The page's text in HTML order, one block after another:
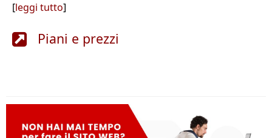
[leggi tutto]
Piani e prezzi